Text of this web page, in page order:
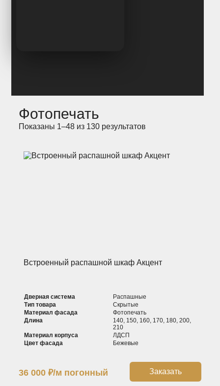
Фотопечать
Показаны 1–48 из 130 результатов
Встроенный распашной шкаф Акцент
Дверная система
Распашные
Тип товара
Скрытые
Материал фасада
Фотопечать
Длина
140, 150, 160, 170, 180, 200,
210
Материал корпуса
ЛДСП
Цвет фасада
Бежевые
36 000₽/м погонный Заказать